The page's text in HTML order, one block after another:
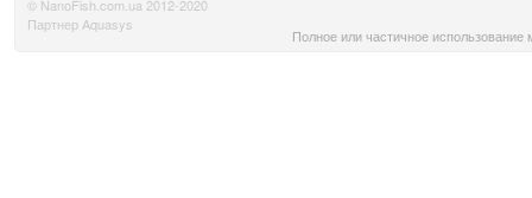
© NanoFish.com.ua 2012-2020
Партнер Aquasys
Полное или частичное